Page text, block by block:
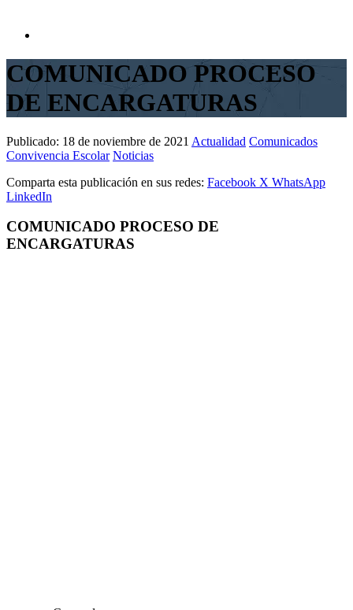
COMUNICADO PROCESO
DE ENCARGATURAS
Publicado: 18 de noviembre de 2021 Actualidad Comunicados
Convivencia Escolar Noticias
Comparta esta publicación en sus redes: Facebook X WhatsApp
LinkedIn
COMUNICADO PROCESO DE
ENCARGATURAS